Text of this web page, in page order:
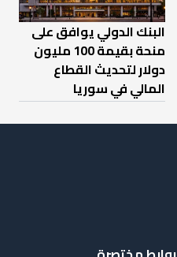
البنك الدولي يوافق على
منحة بقيمة 100 مليون
دولار لتحديث القطاع
المالي في سوريا